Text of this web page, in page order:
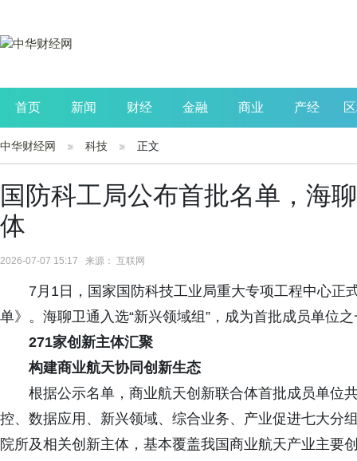
首页 新闻 财经 金融 商业 产经
公司 生活 读书
中华财经网 科技 正文
国防科工局公布首批名单，海
体
2026-07-07 15:17 来源： 互联网
7月1日，国家国防科技工业局重大专项工程中心正
单》。海聊卫通入选“新兴领域组”，成为首批成员单位
271家创新主体汇聚
构建商业航天协同创新生态
根据公示名单，商业航天创新联合体首批成员单位
控、数据应用、新兴领域、综合业务、产业促进七大分
院所及相关创新主体，基本覆盖我国商业航天产业主要